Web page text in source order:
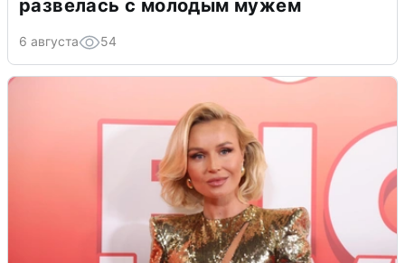
развелась с молодым мужем
6 августа 54